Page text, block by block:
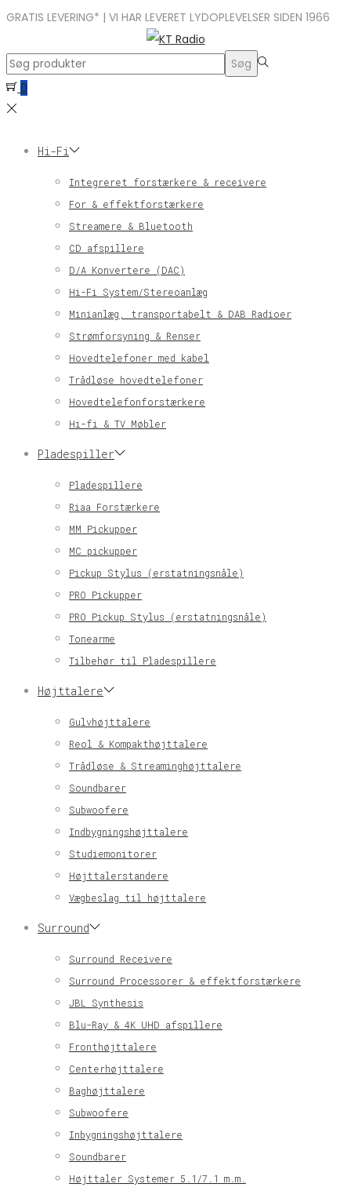
GRATIS LEVERING* | VI HAR LEVERET LYDOPLEVELSER SIDEN 1966
Search
for:>
Søg
0
Hi-Fi
Integreret forstærkere & receivere
For & effektforstærkere
Streamere & Bluetooth
CD afspillere
D/A Konvertere (DAC)
Hi-Fi System/Stereoanlæg
Minianlæg, transportabelt & DAB Radioer
Strømforsyning & Renser
Hovedtelefoner med kabel
Trådløse hovedtelefoner
Hovedtelefonforstærkere
Hi-fi & TV Møbler
Pladespiller
Pladespillere
Riaa Forstærkere
MM Pickupper
MC pickupper
Pickup Stylus (erstatningsnåle)
PRO Pickupper
PRO Pickup Stylus (erstatningsnåle)
Tonearme
Tilbehør til Pladespillere
Højttalere
Gulvhøjttalere
Reol & Kompakthøjttalere
Trådløse & Streaminghøjttalere
Soundbarer
Subwoofere
Indbygningshøjttalere
Studiemonitorer
Højttalerstandere
Vægbeslag til højttalere
Surround
Surround Receivere
Surround Processorer & effektforstærkere
JBL Synthesis
Blu-Ray & 4K UHD afspillere
Fronthøjttalere
Centerhøjttalere
Baghøjttalere
Subwoofere
Inbygningshøjttalere
Soundbarer
Højttaler Systemer 5.1/7.1 m.m.